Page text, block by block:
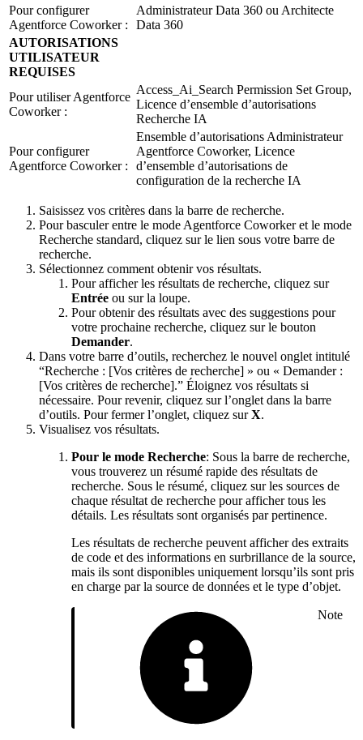
Pour configurer
Agentforce Coworker :
Administrateur Data 360 ou Architecte
Data 360
AUTORISATIONS
UTILISATEUR
REQUISES
Pour utiliser Agentforce
Coworker :
Access_Ai_Search Permission Set Group,
Licence d’ensemble d’autorisations
Recherche IA
Pour configurer
Agentforce Coworker :
Ensemble d’autorisations Administrateur
Agentforce Coworker, Licence
d’ensemble d’autorisations de
configuration de la recherche IA
Saisissez vos critères dans la barre de recherche.
Pour basculer entre le mode Agentforce Coworker et le mode
Recherche standard, cliquez sur le lien sous votre barre de
recherche.
Sélectionnez comment obtenir vos résultats.
Pour afficher les résultats de recherche, cliquez sur
Entrée ou sur la loupe.
Pour obtenir des résultats avec des suggestions pour
votre prochaine recherche, cliquez sur le bouton
Demander.
Dans votre barre d’outils, recherchez le nouvel onglet intitulé
“Recherche : [Vos critères de recherche] » ou « Demander :
[Vos critères de recherche].” Éloignez vos résultats si
nécessaire. Pour revenir, cliquez sur l’onglet dans la barre
d’outils. Pour fermer l’onglet, cliquez surX.
Visualisez vos résultats.
Pour le mode Recherche: Sous la barre de recherche,
vous trouverez un résumé rapide des résultats de
recherche. Sous le résumé, cliquez sur les sources de
chaque résultat de recherche pour afficher tous les
détails. Les résultats sont organisés par pertinence.
Les résultats de recherche peuvent afficher des extraits
de code et des informations en surbrillance de la source,
mais ils sont disponibles uniquement lorsqu’ils sont pris
en charge par la source de données et le type d’objet.
Note